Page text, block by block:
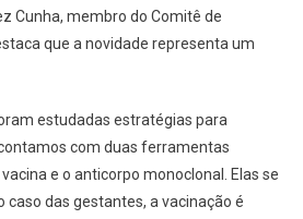
Cunha, membro do Comitê de
que a novidade representa um
estudadas estratégias para
com duas ferramentas
e o anticorpo monoclonal. Elas se
das gestantes, a vacinação é